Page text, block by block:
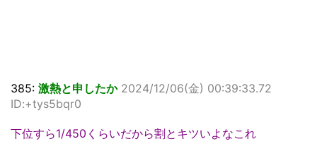
385: 激熱と申したか 2024/12/06(金) 00:39:33.72
ID:+tys5bqr0
下位すら1/450くらいだから割とキツいよなこれ